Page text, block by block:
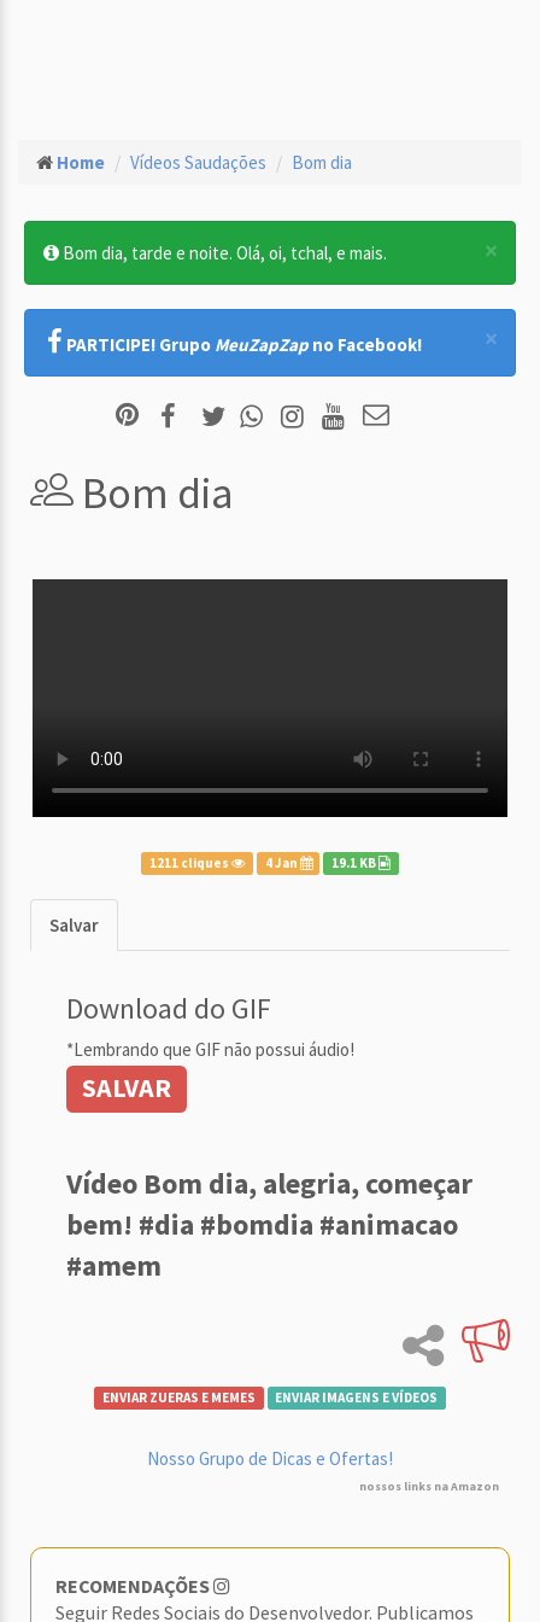
Home Vídeos Saudações Bom dia
×
Bom dia, tarde e noite. Olá, oi, tchal, e mais.
×
PARTICIPE! Grupo MeuZapZap no Facebook!
Bom dia
1211 cliques 4 Jan 19.1 KB
Salvar
Download do GIF
*Lembrando que GIF não possui áudio!
SALVAR
Vídeo Bom dia, alegria, começar
bem! #dia #bomdia #animacao
#amem
ENVIAR ZUERAS E MEMES ENVIAR IMAGENS E VÍDEOS
Nosso Grupo de Dicas e Ofertas!
nossos links na Amazon
RECOMENDAÇÕES
Seguir Redes Sociais do Desenvolvedor. Publicamos